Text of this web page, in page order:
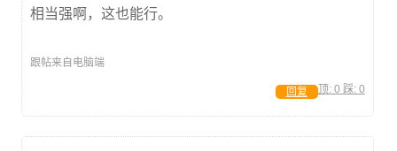
相当强啊，这也能行。
跟帖来自电脑端
顶: 0 踩: 0
回复